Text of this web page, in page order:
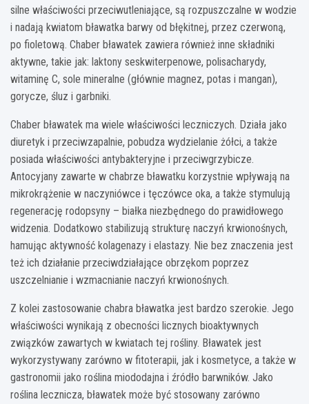
silne właściwości przeciwutleniające, są rozpuszczalne w wodzie
i nadają kwiatom bławatka barwy od błękitnej, przez czerwoną,
po fioletową. Chaber bławatek zawiera również inne składniki
aktywne, takie jak: laktony seskwiterpenowe, polisacharydy,
witaminę C, sole mineralne (głównie magnez, potas i mangan),
gorycze, śluz i garbniki.
Chaber bławatek ma wiele właściwości leczniczych. Działa jako
diuretyk i przeciwzapalnie, pobudza wydzielanie żółci, a także
posiada właściwości antybakteryjne i przeciwgrzybicze.
Antocyjany zawarte w chabrze bławatku korzystnie wpływają na
mikrokrążenie w naczyniówce i tęczówce oka, a także stymulują
regenerację rodopsyny – białka niezbędnego do prawidłowego
widzenia. Dodatkowo stabilizują strukturę naczyń krwionośnych,
hamując aktywność kolagenazy i elastazy. Nie bez znaczenia jest
też ich działanie przeciwdziałające obrzękom poprzez
uszczelnianie i wzmacnianie naczyń krwionośnych.
Z kolei zastosowanie chabra bławatka jest bardzo szerokie. Jego
właściwości wynikają z obecności licznych bioaktywnych
związków zawartych w kwiatach tej rośliny. Bławatek jest
wykorzystywany zarówno w fitoterapii, jak i kosmetyce, a także w
gastronomii jako roślina miododajna i źródło barwników. Jako
roślina lecznicza, bławatek może być stosowany zarówno